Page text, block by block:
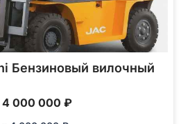
Бензиновый вилочный
4 000 000 ₽